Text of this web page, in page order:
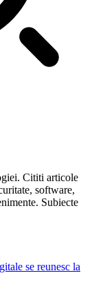
Cititi articole
software,
Subiecte
se reunesc la